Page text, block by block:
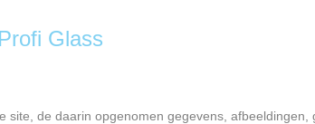
Glass
site, de daarin opgenomen gegevens, afbeeldingen,